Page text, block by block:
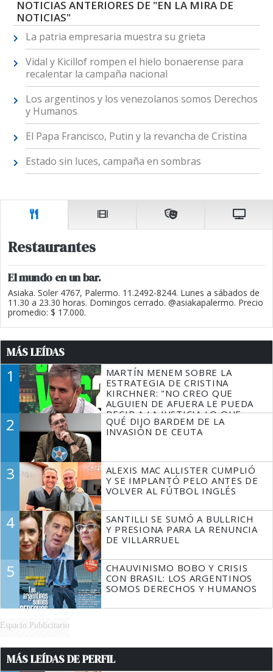
NOTICIAS ANTERIORES DE "EN LA MIRA DE
NOTICIAS"
La patria empresaria muestra su grieta
Vidal y Kicillof rompen el hielo bonaerense para
recalentar la campaña nacional
Los argentinos y los venezolanos somos Derechos
y Humanos
El Papa Francisco, Putin y la revancha de Cristina
Estado sin luces, campaña en sombras
Restaurantes
El mundo en un bar.
Asiaka. Soler 4767, Palermo. 11.2492-8244. Lunes a sábados de
11.30 a 23.30 horas. Domingos cerrado. @asiakapalermo. Precio
promedio: $ 17.000.
MÁS LEÍDAS
1
MARTÍN MENEM SOBRE LA
ESTRATEGIA DE CRISTINA
KIRCHNER: "NO CREO QUE
ALGUIEN DE AFUERA LE PUEDA
DECIR A LA JUSTICIA LO QUE
TIENE QUE HACER"
2
QUÉ DIJO BARDEM DE LA
INVASIÓN DE CEUTA
3
ALEXIS MAC ALLISTER CUMPLIÓ
Y SE IMPLANTÓ PELO ANTES DE
VOLVER AL FÚTBOL INGLÉS
4
SANTILLI SE SUMÓ A BULLRICH
Y PRESIONA PARA LA RENUNCIA
DE VILLARRUEL
5
CHAUVINISMO BOBO Y CRISIS
CON BRASIL: LOS ARGENTINOS
SOMOS DERECHOS Y HUMANOS
Espacio Publicitario
MÁS LEÍDAS DE PERFIL